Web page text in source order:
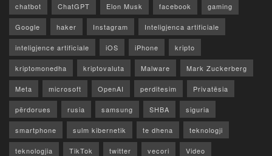
chatbot ChatGPT Elon Musk facebook gaming
Google haker Instagram Inteligjenca artificiale
inteligjence artificiale iOS iPhone kripto
kriptomonedha kriptovaluta Malware Mark Zuckerberg
Meta microsoft OpenAI perditesim Privatësia
përdorues rusia samsung SHBA siguria
smartphone sulm kibernetik te dhena teknologji
teknologjia TikTok twitter vecori Video